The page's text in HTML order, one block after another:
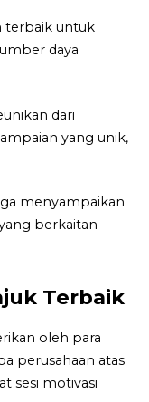
terbaik untuk
daya
dari
yang unik,
menyampaikan
berkaitan
Terbaik
oleh para
perusahaan atas
sesi motivasi